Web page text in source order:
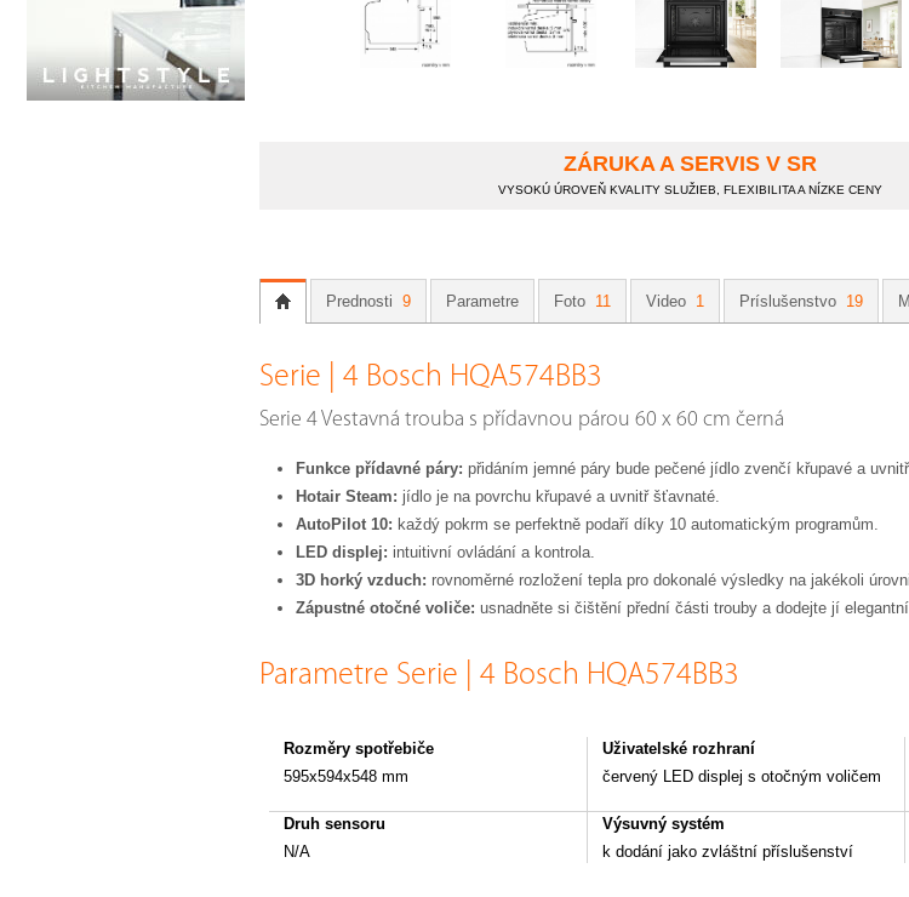
ZÁRUKA A SERVIS V SR
VYSOKÚ ÚROVEŇ KVALITY SLUŽIEB, FLEXIBILITA A NÍZKE CENY
Prednosti 9 Parametre Foto 11 Video 1 Príslušenstvo 19
Serie | 4 Bosch HQA574BB3
Serie 4 Vestavná trouba s přídavnou párou 60 x 60 cm černá
Funkce přídavné páry: přidáním jemné páry bude pečené jídlo zvenčí křupavé a
Hotair Steam: jídlo je na povrchu křupavé a uvnitř šťavnaté.
AutoPilot 10: každý pokrm se perfektně podaří díky 10 automatickým programům.
LED displej: intuitivní ovládání a kontrola.
3D horký vzduch: rovnoměrné rozložení tepla pro dokonalé výsledky na jakékoli úrovni.
Zápustné otočné voliče: usnadněte si čištění přední části trouby a dodejte jí elegantní
Parametre Serie | 4 Bosch HQA574BB3
Rozměry spotřebiče
595x594x548 mm
Uživatelské rozhraní
červený LED displej s otočným voličem
Druh sensoru
N/A
Výsuvný systém
k dodání jako zvláštní příslušenství